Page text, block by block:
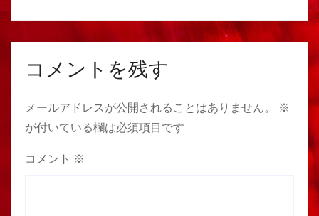
コメントを残す
メールアドレスが公開されることはありません。
※
が付いている欄は必須項目です
コメント ※